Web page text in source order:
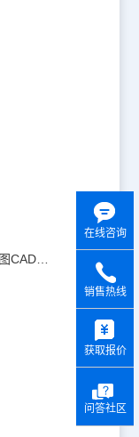
道路设计CAD图纸之道路标准横断面图CAD图纸
在线咨询
销售热线
获取报价
问答社区